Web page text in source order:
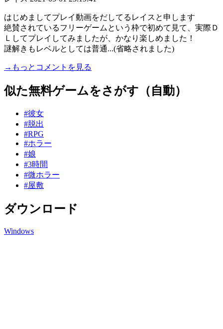
はじめましてプレイ動画をだしてるレイスと申します
絶賛されているフリーゲームという枠で初めて見て、実際Ｄ
Ｌしてプレイしてみましたが、かなり楽しめました！
謎解きもレベルとしては普通...(省略されました)
→もっとコメントを見る
似た無料ゲームをさがす（自動）
#彼女
#脱出
#RPG
#ホラー
#娘
#3時間
#微ホラー
#屋敷
ダウンロード
Windows